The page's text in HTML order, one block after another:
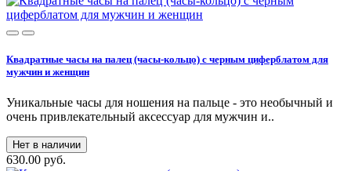
Квадратные часы на палец (часы-кольцо) с черным циферблатом для
мужчин и женщин
Уникальные часы для ношения на пальце - это необычный и
очень привлекательный аксессуар для мужчин и..
Нет в наличии
630.00 руб.